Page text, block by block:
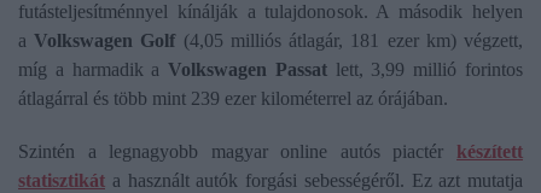
futásteljesítménnyel kínálják a tulajdonosok. A második helyen
a Volkswagen Golf (4,05 milliós átlagár, 181 ezer km) végzett,
míg a harmadik aVolkswagen Passatlett, 3,99 millió forintos
átlagárral és több mint 239 ezer kilométerrel az órájában.
Szintén a legnagyobb magyar online autós piactér készített
statisztikát a használt autók forgási sebességéről. Ez azt mutatja